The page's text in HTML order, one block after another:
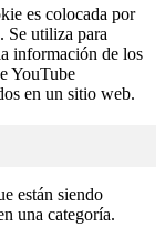
es colocada por
Se utiliza para
información de los
YouTube
en un sitio web.
están siendo
una categoría.